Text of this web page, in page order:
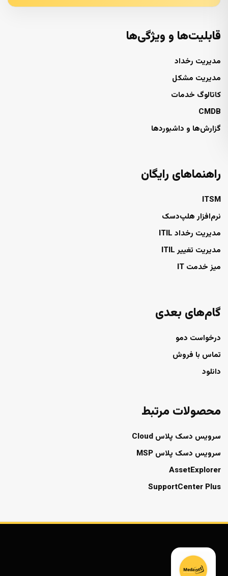
قابلیت‌ها و ویژگی‌ها
مدیریت رخداد
مدیریت مشکل
کاتالوگ خدمات
CMDB
گزارش‌ها و داشبوردها
راهنماهای رایگان
ITSM
نرم‌افزار هلپ‌دسک
مدیریت رخداد ITIL
مدیریت تغییر ITIL
میز خدمت IT
گام‌های بعدی
درخواست دمو
تماس با فروش
دانلود
محصولات مرتبط
سرویس دسک پلاس Cloud
سرویس دسک پلاس MSP
AssetExplorer
SupportCenter Plus